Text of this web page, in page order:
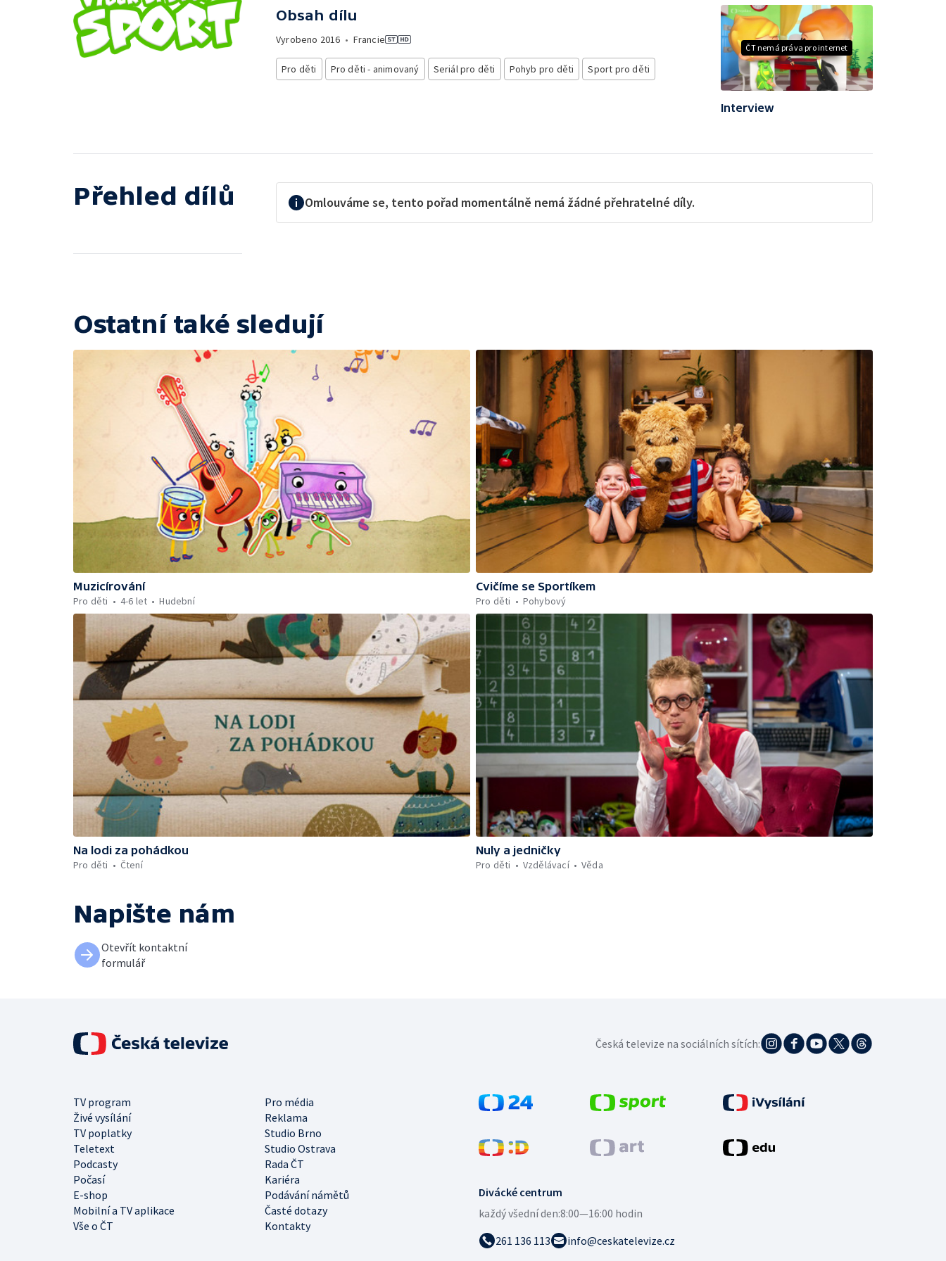
Obsah dílu
Vyrobeno 2016 • Francie
Pro děti Pro děti - animovaný Seriál pro děti Pohyb pro děti Sport pro děti
ČT nemá práva pro internet
Interview
Přehled dílů Omlouváme se, tento pořad momentálně nemá žádné přehratelné díly.
Ostatní také sledují
Muzicírování
Pro děti
4-6 let Hudební
Cvičíme se Sportíkem
Pro děti
Pohybový
Na lodi za pohádkou
Pro děti
Čtení
Nuly a jedničky
Pro děti
Vzdělávací Věda
Napište nám
Otevřít kontaktní
formulář
Divácké centrum
každý všední den:8:00—16:00 hodin
261 136 113
info@ceskatelevize.cz
TV program
Pro média
Živé vysílání
Reklama
TV poplatky
Studio Brno
Teletext
Studio Ostrava
Podcasty
Rada ČT
Počasí
Kariéra
E-shop
Podávání námětů
Mobilní a TV aplikace
Časté dotazy
Vše o ČT
Kontakty
Česká televize na sociálních sítích: